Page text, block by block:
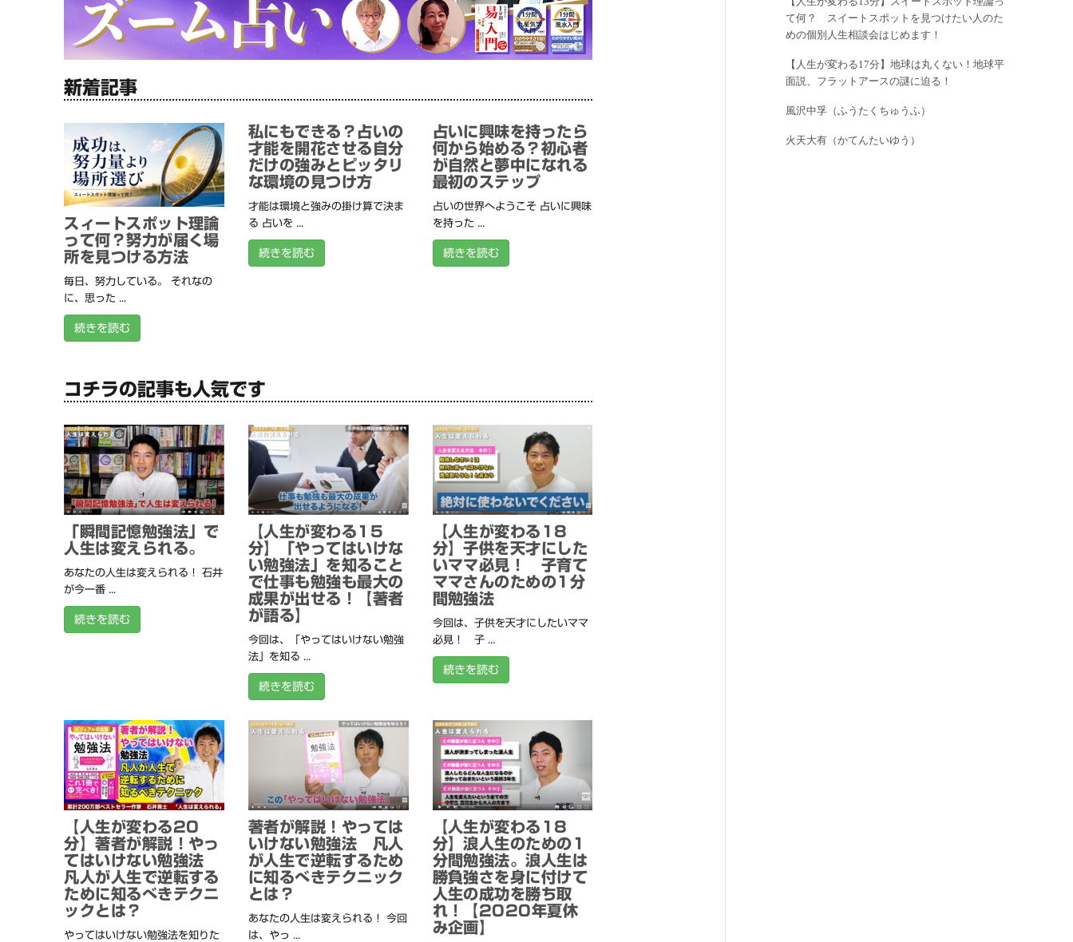
新着記事
スィートスポット理論
って何？努力が届く場
所を見つける方法
毎日、努力している。 それなの
に、思った ...
続きを読む
私にもできる？占いの
才能を開花させる自分
だけの強みとピッタリ
な環境の見つけ方
才能は環境と強みの掛け算で決ま
る 占いを ...
続きを読む
占いに興味を持ったら
何から始める？初心者
が自然と夢中になれる
最初のステップ
占いの世界へようこそ 占いに興味
を持った ...
続きを読む
コチラの記事も人気です
「瞬間記憶勉強法」で
人生は変えられる。
あなたの人生は変えられる！ 石井
が今一番 ...
続きを読む
【人生が変わる15
分】「やってはいけな
い勉強法」を知ること
で仕事も勉強も最大の
成果が出せる！【著者
が語る】
今回は、「やってはいけない勉強
法」を知る ...
続きを読む
【人生が変わる18
分】子供を天才にした
いママ必見！ 子育て
ママさんのための1分
間勉強法
今回は、子供を天才にしたいママ
必見！ 子 ...
続きを読む
【人生が変わる20
分】著者が解説！やっ
てはいけない勉強法
凡人が人生で逆転する
ために知るべきテクニ
ックとは？
やってはいけない勉強法を知りた
著者が解説！やっては
いけない勉強法 凡人
が人生で逆転するため
に知るべきテクニック
とは？
あなたの人生は変えられる！ 今回
は、やっ ...
【人生が変わる18
分】浪人生のための1
分間勉強法。浪人生は
勝負強さを身に付けて
人生の成功を勝ち取
れ！【2020年夏休
み企画】
て何？ スイートスポットを見つけたい人のた
めの個別人生相談会はじめます！
【人生が変わる17分】地球は丸くない！地球平
面説、フラットアースの謎に迫る！
風沢中孚（ふうたくちゅうふ）
火天大有（かてんたいゆう）